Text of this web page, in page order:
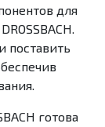
для
DROSSBACH.
поставить
готова